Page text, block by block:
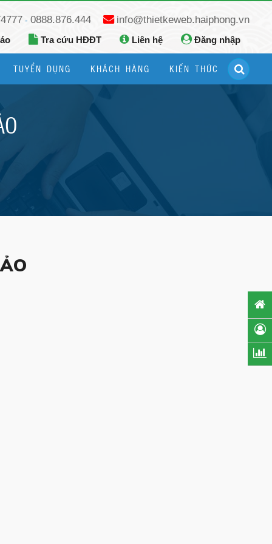
- 0888.876.444 info@thietkeweb.haiphong.vn
Tra cứu HĐĐT Liên hệ Đăng nhập
TUYỂN DỤNG KHÁCH HÀNG KIẾN THỨC